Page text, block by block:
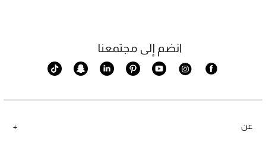
عن
انضم إلى مجتمعنا